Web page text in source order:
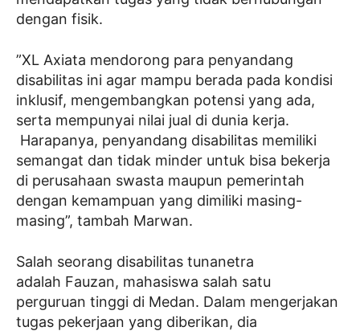
dengan fisik.
​”XL Axiata mendorong para penyandang
disabilitas ini agar mampu berada pada kondisi
inklusif, mengembangkan potensi yang ada,
serta mempunyai nilai jual di dunia kerja.
Harapanya, penyandang disabilitas memiliki
semangat dan tidak minder untuk bisa bekerja
di perusahaan swasta maupun pemerintah
dengan kemampuan yang dimiliki masing-
masing”, tambah Marwan.
Salah seorang disabilitas tunanetra
adalah Fauzan, mahasiswa salah satu
perguruan tinggi di Medan. Dalam mengerjakan
tugas pekerjaan yang diberikan, dia